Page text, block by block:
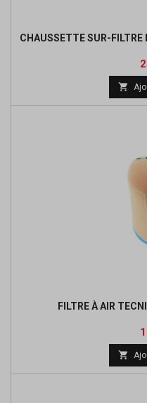
CHAUSSETTE SUR-FILTRE

FILTRE À AIR
